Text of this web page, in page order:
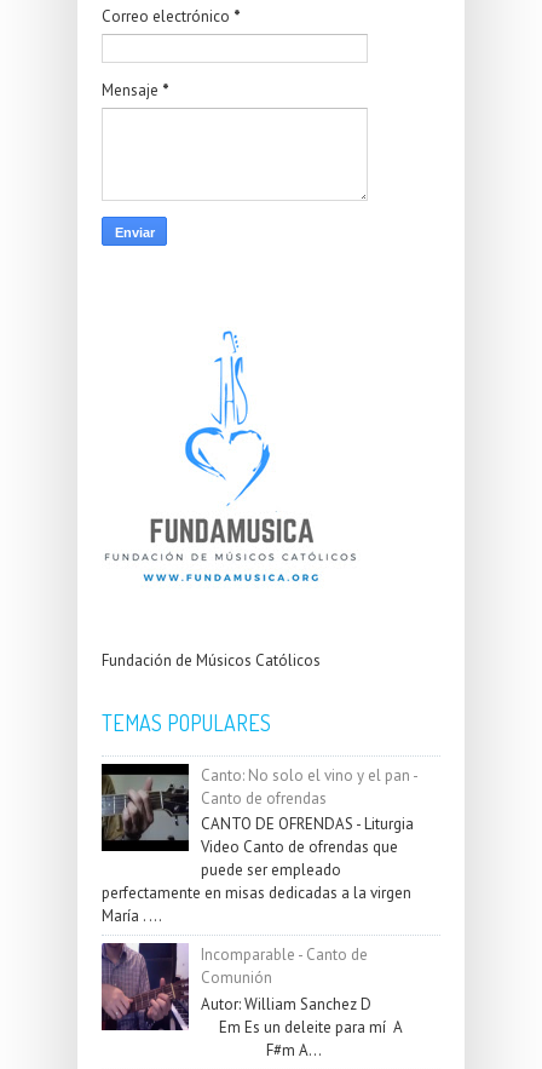
Correo electrónico *
Mensaje *
Fundación de Músicos Católicos
TEMAS POPULARES
Canto: No solo el vino y el pan -
Canto de ofrendas
CANTO DE OFRENDAS - Liturgia
Video Canto de ofrendas que
puede ser empleado
perfectamente en misas dedicadas a la virgen
María . ...
Incomparable - Canto de
Comunión
Autor: William Sanchez D
Em Es un deleite para mí A
F#m A...